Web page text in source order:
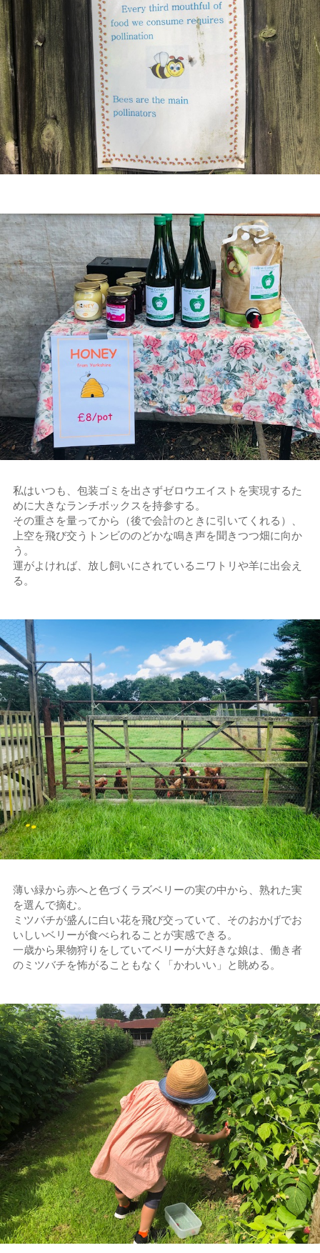
私はいつも、包装ゴミを出さずゼロウエイストを実現するた
めに大きなランチボックスを持参する。
その重さを量ってから（後で会計のときに引いてくれる）、
上空を飛び交うトンビののどかな鳴き声を聞きつつ畑に向か
う。
運がよければ、放し飼いにされているニワトリや羊に出会え
る。
薄い緑から赤へと色づくラズベリーの実の中から、熟れた実
を選んで摘む。
ミツバチが盛んに白い花を飛び交っていて、そのおかげでお
いしいベリーが食べられることが実感できる。
一歳から果物狩りをしていてベリーが大好きな娘は、働き者
のミツバチを怖がることもなく「かわいい」と眺める。